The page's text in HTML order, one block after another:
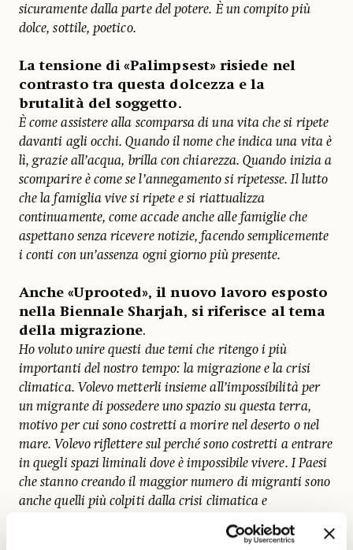
sicuramente dalla parte del potere. È un compito più
dolce, sottile, poetico.
La tensione di «Palimpsest» risiede nel
contrasto tra questa dolcezza e la
brutalità del soggetto.
È come assistere alla scomparsa di una vita che si ripete
davanti agli occhi. Quando il nome che indica una vita è
lì, grazie all’acqua, brilla con chiarezza. Quando inizia a
scomparire è come se l’annegamento si ripetesse. Il lutto
che la famiglia vive si ripete e si riattualizza
continuamente, come accade anche alle famiglie che
aspettano senza ricevere notizie, facendo semplicemente
i conti con un’assenza ogni giorno più presente.
Anche «Uprooted», il nuovo lavoro esposto
nella Biennale Sharjah, si riferisce al tema
della migrazione.
Ho voluto unire questi due temi che ritengo i più
importanti del nostro tempo: la migrazione e la crisi
climatica. Volevo metterli insieme all’impossibilità per
un migrante di possedere uno spazio su questa terra,
motivo per cui sono costretti a morire nel deserto o nel
mare. Volevo riflettere sul perché sono costretti a entrare
in quegli spazi liminali dove è impossibile vivere. I Paesi
che stanno creando il maggior numero di migranti sono
anche quelli più colpiti dalla crisi climatica e
contare che ora ricevono tutti i rifiuti tossici del Nord